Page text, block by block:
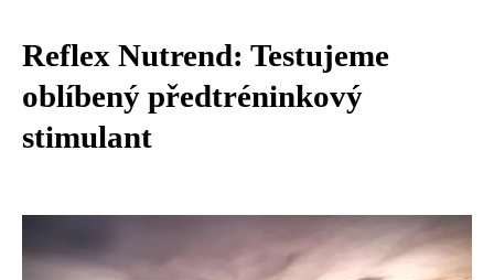
Reflex Nutrend: Testujeme
oblíbený předtréninkový
stimulant